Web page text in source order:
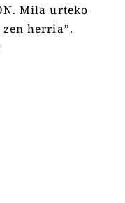
Mila urteko
herria”.